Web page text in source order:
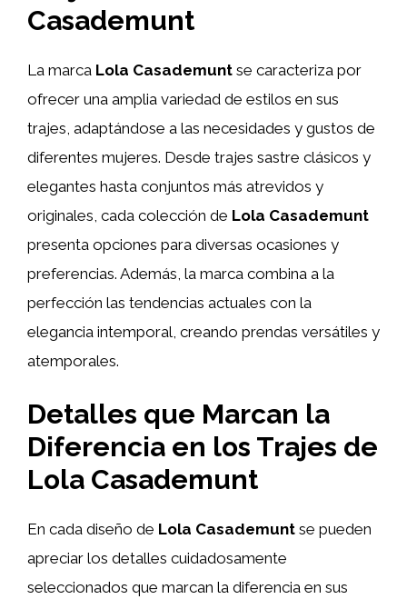
Casademunt
La marca Lola Casademunt se caracteriza por
ofrecer una amplia variedad de estilos en sus
trajes, adaptándose a las necesidades y gustos de
diferentes mujeres. Desde trajes sastre clásicos y
elegantes hasta conjuntos más atrevidos y
originales, cada colección de Lola Casademunt
presenta opciones para diversas ocasiones y
preferencias. Además, la marca combina a la
perfección las tendencias actuales con la
elegancia intemporal, creando prendas versátiles y
atemporales.
Detalles que Marcan la
Diferencia en los Trajes de
Lola Casademunt
En cada diseño de Lola Casademunt se pueden
apreciar los detalles cuidadosamente
seleccionados que marcan la diferencia en sus